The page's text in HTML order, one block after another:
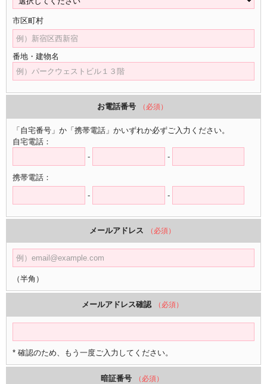
市区町村
番地・建物名
お電話番号 （必須）
「自宅番号」か「携帯電話」かいずれか必ずご入力ください。
自宅電話：
-
-
携帯電話：
-
-
メールアドレス （必須）
（半角）
メールアドレス確認 （必須）
* 確認のため、もう一度ご入力してください。
暗証番号 （必須）